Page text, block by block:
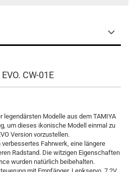
CW-01E
legendärsten Modelle aus dem TAMIYA
um dieses ikonische Modell einmal zu
Version vorzustellen.
Fahrwerk, eine längere
Radstand. Die witzigen Eigenschaften
wurden natürlich beibehalten.